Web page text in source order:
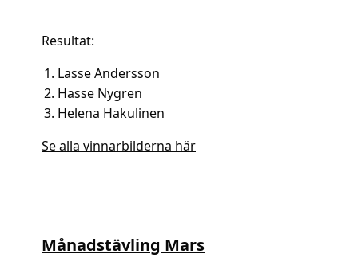
Resultat:
Lasse Andersson
Hasse Nygren
Helena Hakulinen
Se alla vinnarbilderna här
Månadstävling Mars